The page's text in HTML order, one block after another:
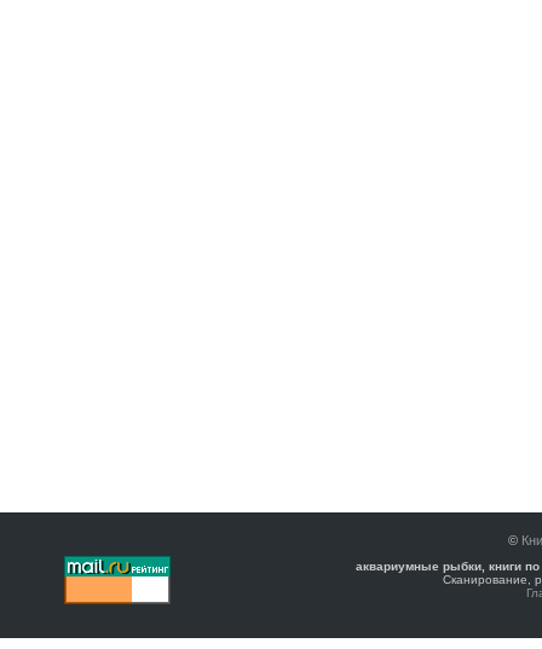
©
аквариумные рыбки, книги
Сканирование,